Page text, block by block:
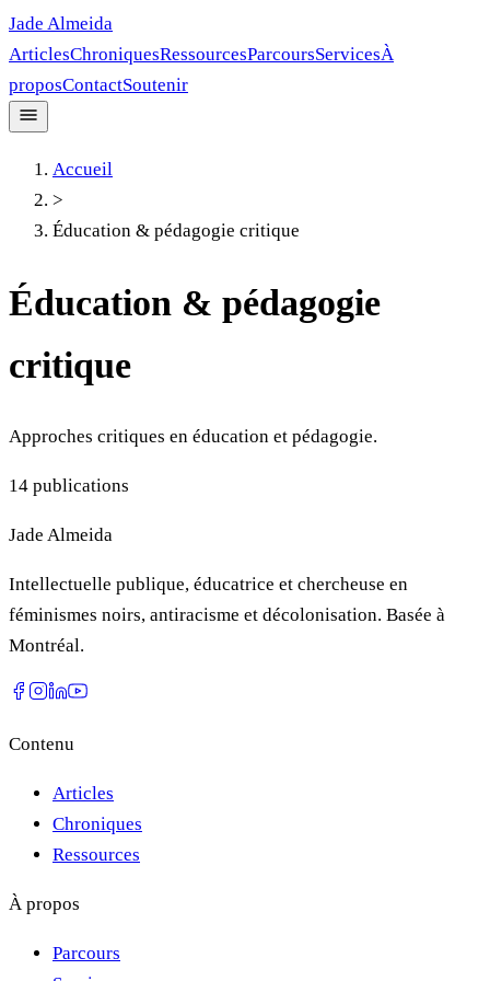
Jade Almeida
ArticlesChroniquesRessourcesParcoursServicesÀ
proposContactSoutenir
Accueil
>
Éducation & pédagogie critique
Éducation & pédagogie
critique
Approches critiques en éducation et pédagogie.
14 publications
Jade Almeida
Intellectuelle publique, éducatrice et chercheuse en
féminismes noirs, antiracisme et décolonisation. Basée à
Montréal.
Contenu
Articles
Chroniques
Ressources
À propos
Parcours